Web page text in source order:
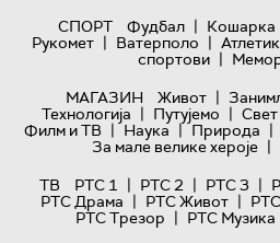
СПОРТ
Фудбал | Кошарка
Рукомет | Ватерполо |
спортови |
МАГАЗИН
Живот |
Технологијa | Путујемо | Свет
Филм и ТВ | Наука | Природа |
За мале велике хероје |
ТВ
РТС 1 | РТС 2 | РТС 3 |
РТС Драма | РТС Живот |
РТС Трезор | РТС Музика